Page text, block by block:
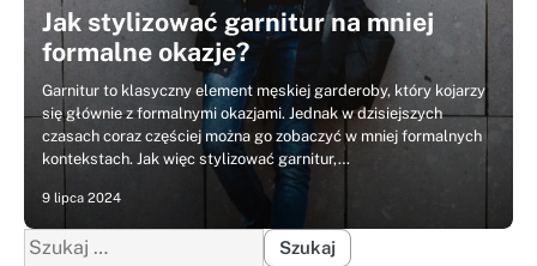
Jak stylizować garnitur na mniej
formalne okazje?
Garnitur to klasyczny element męskiej garderoby, który kojarzy
się głównie z formalnymi okazjami. Jednak w dzisiejszych
czasach coraz częściej można go zobaczyć w mniej formalnych
kontekstach. Jak więc stylizować garnitur,…
9 lipca 2024
Szukaj: